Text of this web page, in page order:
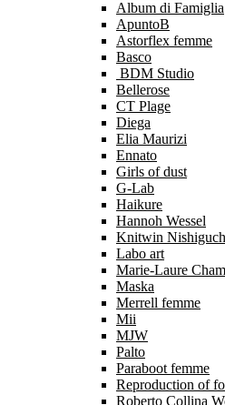
Album di Famiglia
ApuntoB
Astorflex femme
Basco
BDM Studio
Bellerose
CT Plage
Diega
Elia Maurizi
Ennato
Girls of dust
G-Lab
Haikure
Hannoh Wessel
Knitwin
Labo art
Marie-Laure
Maska
Merrell femme
Mii
MJW
Palto
Paraboot femme
Reproduction of
Roberto Collina